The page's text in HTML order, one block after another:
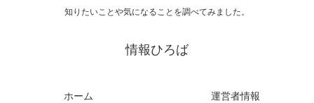
知りたいことや気になることを調べてみました。
情報ひろば
ホーム 運営者情報